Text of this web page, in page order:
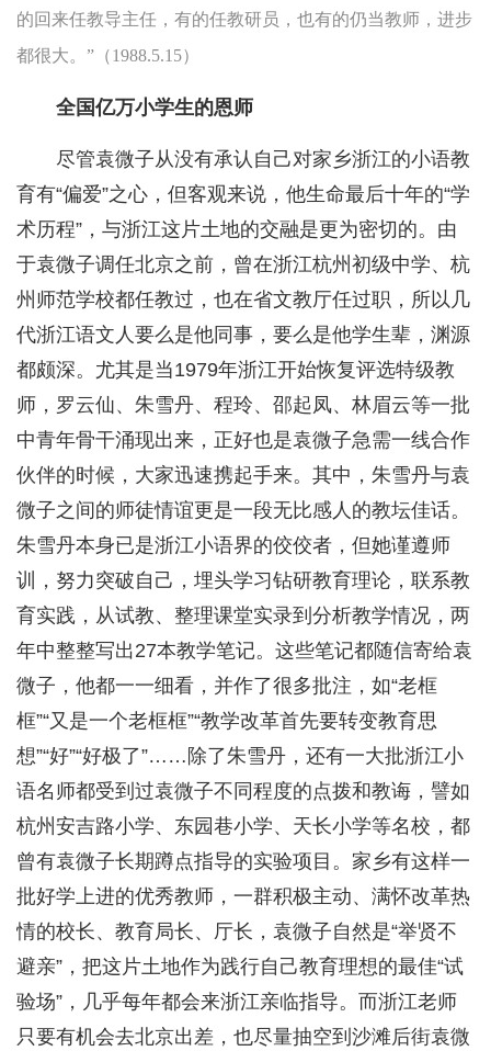
的回来任教导主任，有的任教研员，也有的仍当教师，进步
都很大。”（1988.5.15）
全国亿万小学生的恩师
尽管袁微子从没有承认自己对家乡浙江的小语教
育有“偏爱”之心，但客观来说，他生命最后十年的“学
术历程”，与浙江这片土地的交融是更为密切的。由
于袁微子调任北京之前，曾在浙江杭州初级中学、杭
州师范学校都任教过，也在省文教厅任过职，所以几
代浙江语文人要么是他同事，要么是他学生辈，渊源
都颇深。尤其是当1979年浙江开始恢复评选特级教
师，罗云仙、朱雪丹、程玲、邵起凤、林眉云等一批
中青年骨干涌现出来，正好也是袁微子急需一线合作
伙伴的时候，大家迅速携起手来。其中，朱雪丹与袁
微子之间的师徒情谊更是一段无比感人的教坛佳话。
朱雪丹本身已是浙江小语界的佼佼者，但她谨遵师
训，努力突破自己，埋头学习钻研教育理论，联系教
育实践，从试教、整理课堂实录到分析教学情况，两
年中整整写出27本教学笔记。这些笔记都随信寄给袁
微子，他都一一细看，并作了很多批注，如“老框
框”“又是一个老框框”“教学改革首先要转变教育思
想”“好”“好极了”……除了朱雪丹，还有一大批浙江小
语名师都受到过袁微子不同程度的点拨和教诲，譬如
杭州安吉路小学、东园巷小学、天长小学等名校，都
曾有袁微子长期蹲点指导的实验项目。家乡有这样一
批好学上进的优秀教师，一群积极主动、满怀改革热
情的校长、教育局长、厅长，袁微子自然是“举贤不
避亲”，把这片土地作为践行自己教育理想的最佳“试
验场”，几乎每年都会来浙江亲临指导。而浙江老师
只要有机会去北京出差，也尽量抽空到沙滩后街袁微